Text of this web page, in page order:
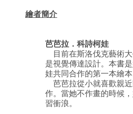
繪者簡介
芭芭拉．科詩柯娃
目前在斯洛伐克藝術
是視覺傳達設計。本書
娃共同合作的第一本繪本
芭芭拉從小就喜歡親
作。當她不作畫的時候
習衝浪。